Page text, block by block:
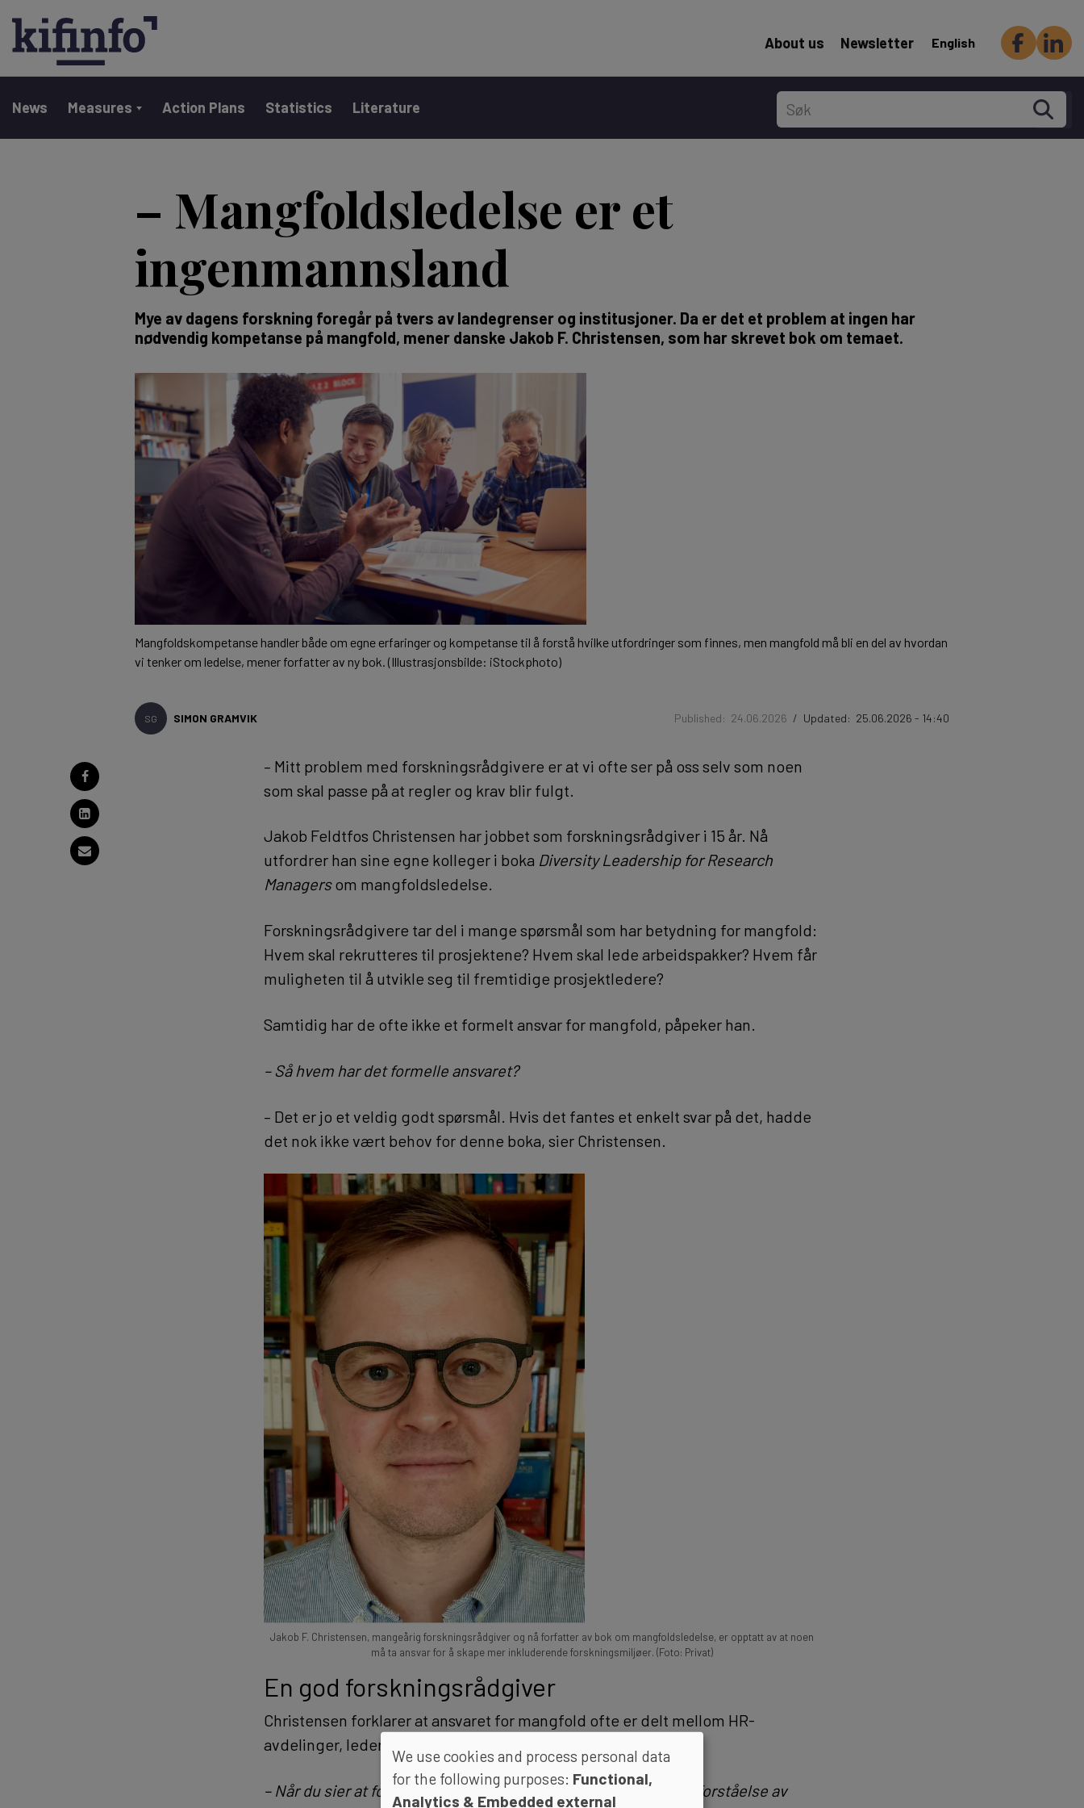
Header Secondary menu
About us Newsletter English
Main navigation
News Measures Action Plans Statistics Literature
– Mangfoldsledelse er et
ingenmannsland
Mye av dagens forskning foregår på tvers av landegrenser og institusjoner. Da er det et problem at ingen har
nødvendig kompetanse på mangfold, mener danske Jakob F. Christensen, som har skrevet bok om temaet.
Mangfoldskompetanse handler både om egne erfaringer og kompetanse til å forstå hvilke utfordringer som finnes, men mangfold må bli en del av hvordan
vi tenker om ledelse, mener forfatter av ny bok. (Illustrasjonsbilde: iStockphoto)
SG SIMON GRAMVIK Published: 24.06.2026 / Updated: 25.06.2026 - 14:40
– Mitt problem med forskningsrådgivere er at vi ofte ser på oss selv som noen
som skal passe på at regler og krav blir fulgt.
Jakob Feldtfos Christensen har jobbet som forskningsrådgiver i 15 år. Nå
utfordrer han sine egne kolleger i boka Diversity Leadership for Research
Managersom mangfoldsledelse.
Forskningsrådgivere tar del i mange spørsmål som har betydning for mangfold:
Hvem skal rekrutteres til prosjektene? Hvem skal lede arbeidspakker? Hvem får
muligheten til å utvikle seg til fremtidige prosjektledere?
Samtidig har de ofte ikke et formelt ansvar for mangfold, påpeker han.
– Så hvem har det formelle ansvaret?
– Det er jo et veldig godt spørsmål. Hvis det fantes et enkelt svar på det, hadde
det nok ikke vært behov for denne boka, sier Christensen.
Jakob F. Christensen, mangeårig forskningsrådgiver og nå forfatter av bok om mangfoldsledelse, er opptatt av at noen
må ta ansvar for å skape mer inkluderende forskningsmiljøer. (Foto: Privat)
En god forskningsrådgiver
Christensen forklarer at ansvaret for mangfold ofte er delt mellom HR-
avdelinger, ledere og forskningsadministrasjonen.
– Når du sier at forskningsrådgivere generelt har en for snever forståelse av
We use cookies and process personal data
for the following purposes: Functional,
Analytics & Embedded external